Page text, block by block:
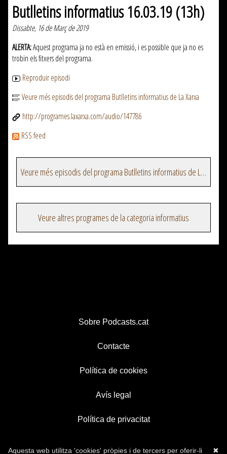
Butlletins informatius 16.03.19 (13h)
Dissabte, 16 de Març de 2019
ALERTA:Aquest programa ja no està en emissió, i es possible que ja no es
trobin els fitxers del programa.
Reproduir episodi
Veure més episodis del programa Butlletins informatius de La Xarxa
http://programes.laxarxa.com/audio/147786
RSS feed
Veure més episodis del programa Butlletins informatius de La Xarxa
Veure altres programes de la categoria informatius
Sobre Podcasts.cat
Contacte
Política de cookies
Avís legal
Política de privacitat
✖
Aquesta web utilitza 'cookies' pròpies i de tercers per oferir-li